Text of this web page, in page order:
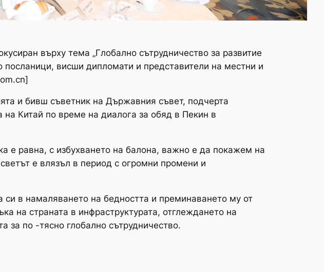
върху тема „Глобално сътрудничество за развитие
посланици, висши дипломати и представители на местни и
и бивш съветник на Държавния съвет, подчерта
на Китай по време на диалога за обяд в Пекин в
е равна, с избухването на балона, важно е да покажем на
е влязъл в период с огромни промени и
си в намаляването на бедността и преминаването му от
на страната в инфраструктурата, отглеждането на
за по -тясно глобално сътрудничество.